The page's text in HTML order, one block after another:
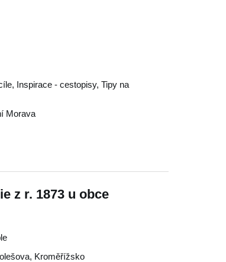
Inspirace - cestopisy, Tipy na
Morava
z r. 1873 u obce
, Kroměřížsko